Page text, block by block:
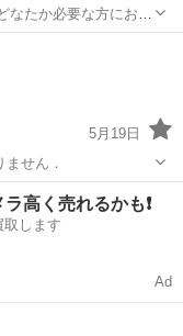
なたか必要な方にお譲
込み
5月19日
せん．
りません
高く売れるかも❗️
します
Ad